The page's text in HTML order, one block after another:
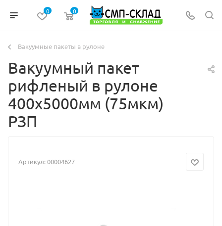
0 0
Вакуумные пакеты в рулоне
Вакуумный пакет
рифленый в рулоне
400х5000мм (75мкм)
РЗП
Артикул:00004627